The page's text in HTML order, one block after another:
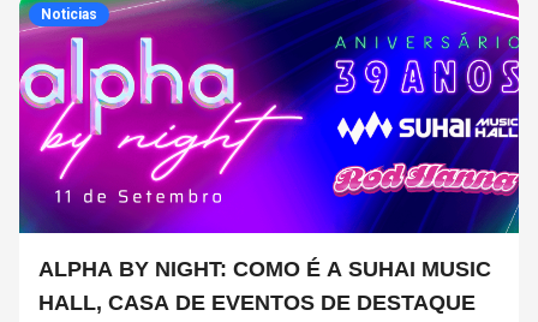
Noticias
ALPHA BY NIGHT: COMO É A SUHAI MUSIC
HALL, CASA DE EVENTOS DE DESTAQUE